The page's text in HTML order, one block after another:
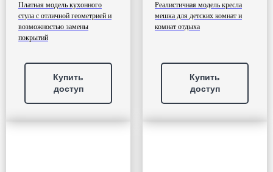
Платная модель кухонного
стула с отличной геометрией и
возможностью замены
покрытий
Купить
доступ
Реалистичная модель кресла
мешка для детских комнат и
комнат отдыха
Купить
доступ